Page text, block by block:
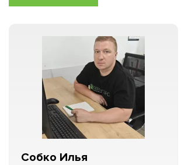
Собко Илья